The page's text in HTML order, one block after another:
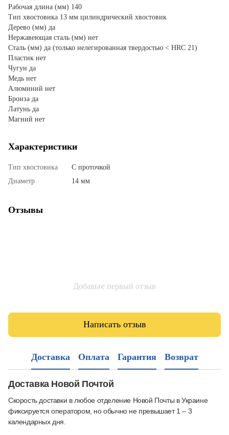
Рабочая длина (мм) 140
Тип хвостовика 13 мм цилиндрический хвостовик
Дерево (мм) да
Нержавеющая сталь (мм) нет
Сталь (мм) да (только нелегированная твердостью < HRC 21)
Пластик нет
Чугун да
Медь нет
Алюминий нет
Бронза да
Латунь да
Магний нет
Характеристики
Тип хвостовика
С проточкой
Диаметр
14 мм
Отзывы
Добавьте первый отзыв
Написать отзыв
Доставка Оплата Гарантия Возврат
Доставка Новой Почтой
Скорость доставки в любое отделение Новой Почты в Украине
фиксируется оператором, но обычно не превышает 1 – 3
календарных дня.